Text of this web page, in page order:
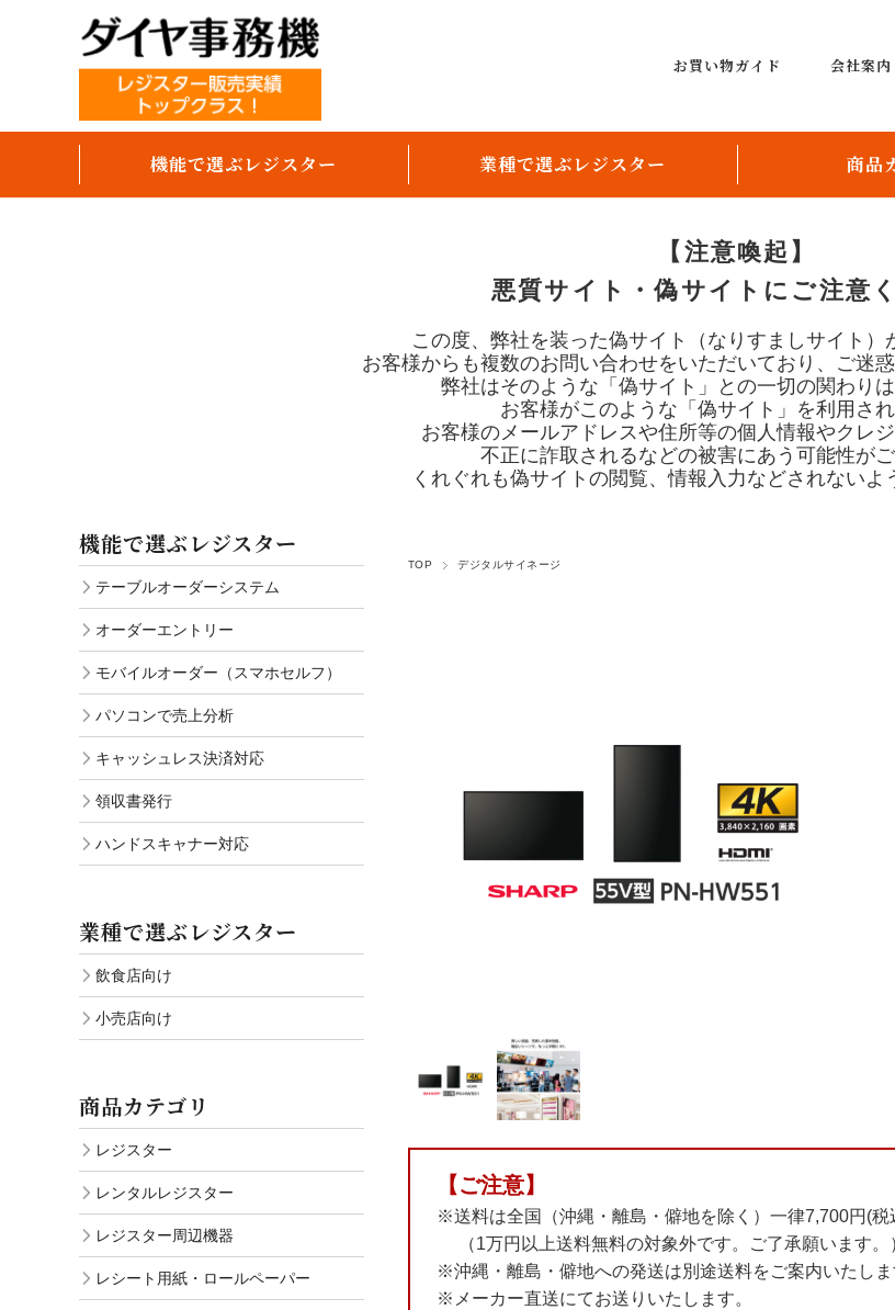
お買い物ガイド 会社案内
機能で選ぶレジスター 業種で選ぶレジスター 商品
レシート用紙
配膳
デジタ
【注意喚起】
悪質サイト・偽サイトにご注意
この度、弊社を装った偽サイト（なりすましサイト）
お客様からも複数のお問い合わせをいただいており、ご迷
弊社はそのような「偽サイト」との一切の関わりは
お客様がこのような「偽サイト」を利用され
お客様のメールアドレスや住所等の個人情報やクレ
不正に詐取されるなどの被害にあう可能性がご
くれぐれも偽サイトの閲覧、情報入力などされないよ
TOP デジタルサイネージ
【ご注意】
※送料は全国（沖縄・離島・僻地を除く）一律7,700円(税
（1万円以上送料無料の対象外です。ご了承願います。
※沖縄・離島・僻地への発送は別途送料をご案内いたしま
※メーカー直送にてお送りいたします。
機能で選ぶレジスター
テーブルオーダーシステム
オーダーエントリー
モバイルオーダー（スマホセルフ）
パソコンで売上分析
キャッシュレス決済対応
領収書発行
ハンドスキャナー対応
業種で選ぶレジスター
飲食店向け
小売店向け
商品カテゴリ
レジスター
レンタルレジスター
レジスター周辺機器
レシート用紙・ロールペーパー